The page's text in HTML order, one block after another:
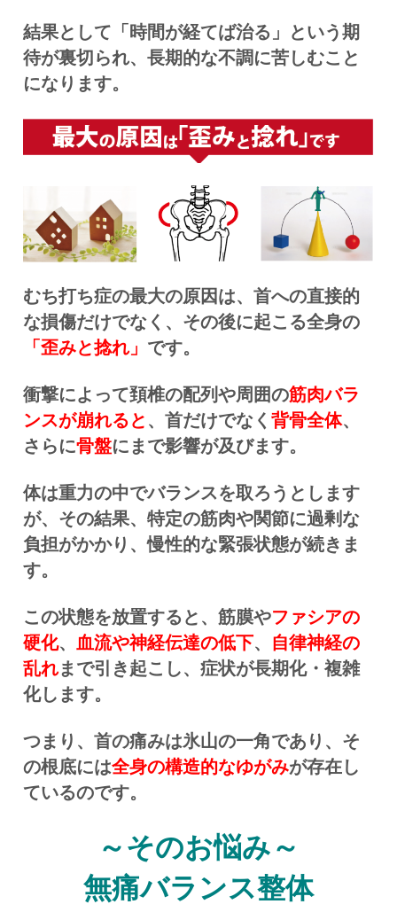
結果として「時間が経てば治る」という期
待が裏切られ、長期的な不調に苦しむこと
になります。
むち打ち症の最大の原因は、首への直接的
な損傷だけでなく、その後に起こる全身の
「歪みと捻れ」 です。
衝撃によって頚椎の配列や周囲の筋肉バラ
ンスが崩れると 、首だけでなく 背骨全体、
さらに骨盤にまで影響が及びます。
体は重力の中でバランスを取ろうとします
が、その結果、特定の筋肉や関節に過剰な
負担がかかり、慢性的な緊張状態が続きま
す。
この状態を放置すると、筋膜やファシアの
硬化、 血流や神経伝達の低下、 自律神経の
乱れまで引き起こし、症状が長期化・複雑
化します。
つまり、首の痛みは氷山の一角であり、そ
の根底には全身の構造的なゆがみが存在し
ているのです。
～そのお悩み～
無痛バランス整体